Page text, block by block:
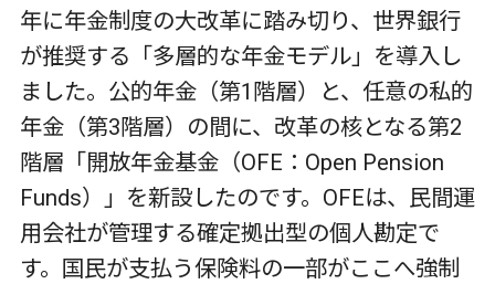
年に年金制度の大改革に踏み切り、世界銀行
が推奨する「多層的な年金モデル」を導入し
ました。公的年金（第1 階層）と、任意の私的
年金（第3階層）の間に、改革の核となる第2
階層「開放年金基金（OFE ： Open Pension
Funds）」を新設したのです。 OFEは、民間運
用会社が管理する確定拠出型の個人勘定で
す。国民が支払う保険料の一部がここへ強制